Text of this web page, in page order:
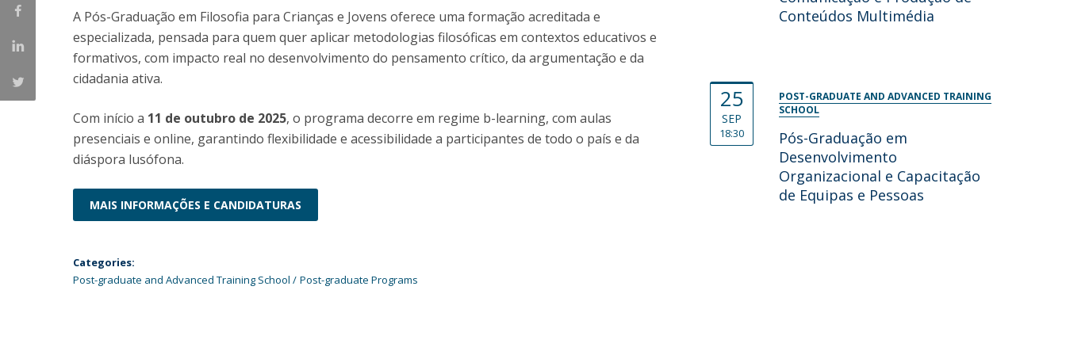
MYFCH PhDs
Católica Research Centre for Psychological, Family and
Social Wellbeing
A Pós-Graduação em Filosofia para Crianças e Jovens oferece uma formação acreditada e
especializada, pensada para quem quer aplicar metodologias filosóficas em contextos educativos e
formativos, com impacto real no desenvolvimento do pensamento crítico, da argumentação e da
cidadania ativa.
Com início a 11 de outubro de 2025, o programa decorre em regime b-learning, com aulas
presenciais e online, garantindo flexibilidade e acessibilidade a participantes de todo o país e da
diáspora lusófona.
MAIS INFORMAÇÕES E CANDIDATURAS
Categories:
Post-graduate and Advanced Training School
Post-graduate Programs
Conteúdos Multimédia
25
SEP
18:30
POST-GRADUATE AND ADVANCED TRAINING
SCHOOL
Pós-Graduação em
Desenvolvimento
Organizacional e Capacitação
de Equipas e Pessoas